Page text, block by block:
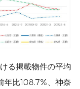
る掲載物件の平均
年比108.7%、神奈